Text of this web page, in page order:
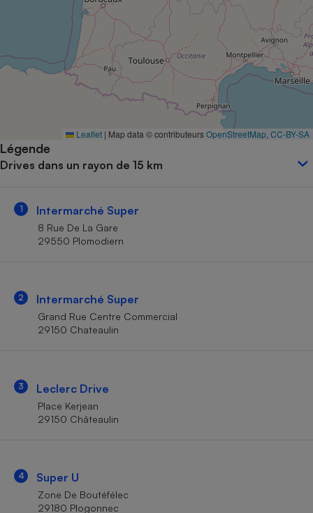
Leaflet | Map data © contributeursOpenStreetMap CC-BY-SA
Légende
Drives dans un rayon de 15 km
1 Intermarché Super
8 Rue De La Gare
29550 Plomodiern
2 Intermarché Super
Grand Rue Centre Commercial
29150 Chateaulin
3 Leclerc Drive
Place Kerjean
29150 Châteaulin
4 Super U
Zone De Boutéfélec
29180 Plogonnec
Complément
alimentaire
Assurance emprunteur
Banque
Petit électroménager -
Matelas
Mutuelle